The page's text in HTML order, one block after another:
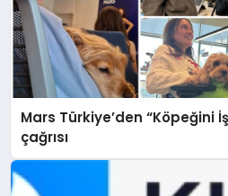
Mars Türkiye’den “Köpeğini
çağrısı